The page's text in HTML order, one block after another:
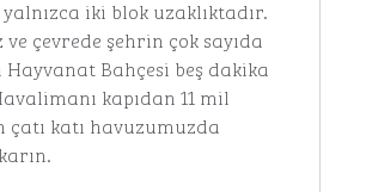
iki blok uzaklıktadır.
çevrede şehrin çok sayıda
Bahçesi beş dakika
kapıdan 11 mil
çatı katı havuzumuzda